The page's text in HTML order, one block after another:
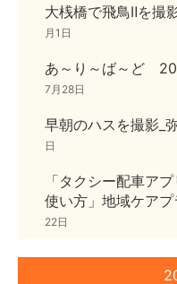
大桟橋で飛鳥Ⅱを撮
月1日
あ～り～ば～ど
7月28日
早朝のハスを撮影_
日
「タクシー配車ア
使い方」地域ケア
22日